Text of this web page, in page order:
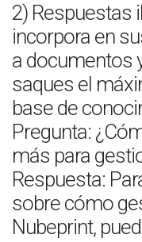
2) Respuestas
incorpora en
a documentos
saques el
base de
Pregunta:
más para
Respuesta:
sobre cómo
Nubeprint,